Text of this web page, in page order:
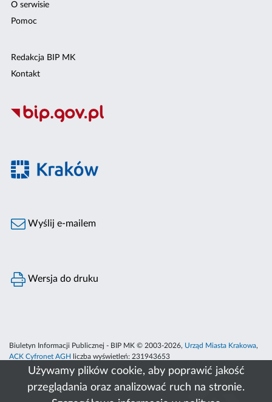
Używamy plików cookie, aby poprawić jakość
przeglądania oraz analizować ruch na stronie.
O serwisie
Pomoc
Redakcja BIP MK
Kontakt
Wyślij e-mailem
Wersja do druku
Biuletyn Informacji Publicznej - BIP MK © 2003-2026, Urząd Miasta Krakowa,
ACK Cyfronet AGH
liczba wyświetleń: 231943653